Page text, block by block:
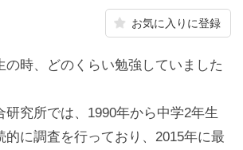
お気に入りに登録
の時、どのくらい勉強していました
研究所では、1990年から中学2年生
的に調査を行っており、2015年に最